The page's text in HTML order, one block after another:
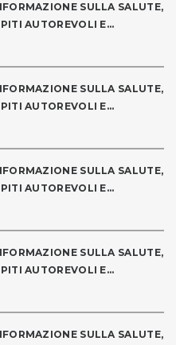
SULLA SALUTE,
AUTOREVOLI E...
SULLA SALUTE,
AUTOREVOLI E...
SULLA SALUTE,
AUTOREVOLI E...
SULLA SALUTE,
AUTOREVOLI E...
SULLA SALUTE,